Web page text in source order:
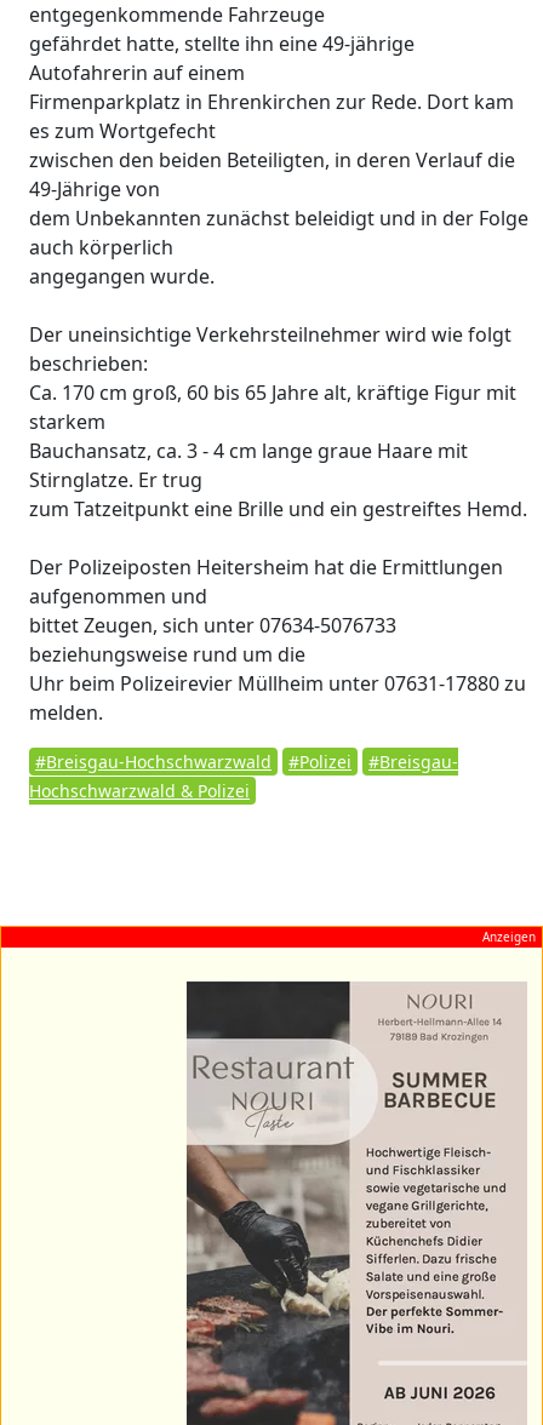
entgegenkommende Fahrzeuge
gefährdet hatte, stellte ihn eine 49-jährige
Autofahrerin auf einem
Firmenparkplatz in Ehrenkirchen zur Rede. Dort kam
es zum Wortgefecht
zwischen den beiden Beteiligten, in deren Verlauf die
49-Jährige von
dem Unbekannten zunächst beleidigt und in der Folge
auch körperlich
angegangen wurde.
Der uneinsichtige Verkehrsteilnehmer wird wie folgt
beschrieben:
Ca. 170 cm groß, 60 bis 65 Jahre alt, kräftige Figur mit
starkem
Bauchansatz, ca. 3 - 4 cm lange graue Haare mit
Stirnglatze. Er trug
zum Tatzeitpunkt eine Brille und ein gestreiftes Hemd.
Der Polizeiposten Heitersheim hat die Ermittlungen
aufgenommen und
bittet Zeugen, sich unter 07634-5076733
beziehungsweise rund um die
Uhr beim Polizeirevier Müllheim unter 07631-17880 zu
melden.
#Breisgau-Hochschwarzwald #Polizei
#Breisgau-
Hochschwarzwald & Polizei
Anzeigen